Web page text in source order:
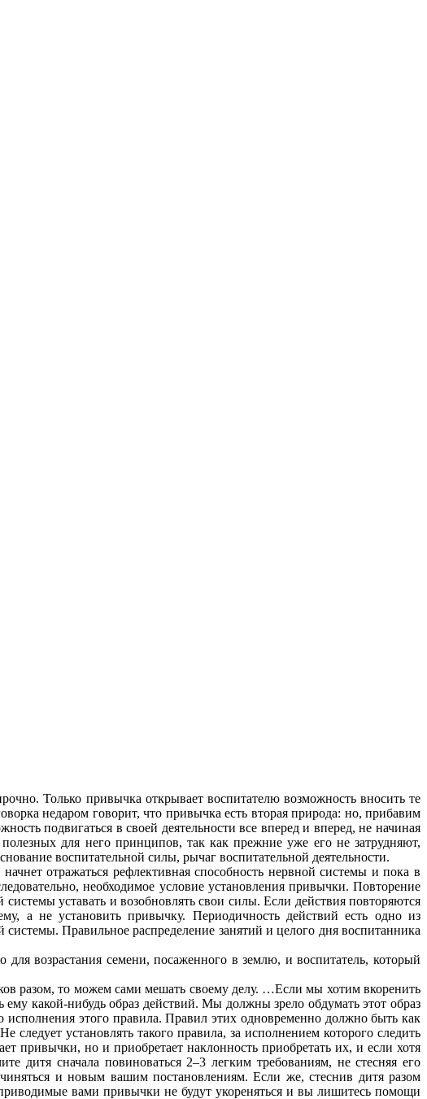
Только привычка открывает воспитателю возможность вносить те
недаром говорит, что привычка есть вторая природа: но, прибавим
подвигаться в своей деятельности все вперед и вперед, не начиная
для него принципов, так как прежние уже его не затрудняют,
воспитательной силы, рычаг воспитательной деятельности.
отражаться рефлективная способность нервной системы и пока в
необходимое условие установления привычки. Повторение
уставать и возобновлять свои силы. Если действия повторяются
а не установить привычку. Периодичность действий есть одно из
Правильное распределение занятий и целого дня воспитанника
возрастания семени, посаженного в землю, и воспитатель, который
разом, то можем сами мешать своему делу. …Если мы хотим вкоренить
какой-нибудь образ действий. Мы должны зрело обдумать этот образ
этого правила. Правил этих одновременно должно быть как
установлять такого правила, за исполнением которого следить
привычки, но и приобретает наклонность приобретать их, и если хотя
дитя сначала повиноваться 2–3 легким требованиям, не стесняя его
и новым вашим постановлениям. Если же, стеснив дитя разом
вами привычки не будут укореняться и вы лишитесь помощи